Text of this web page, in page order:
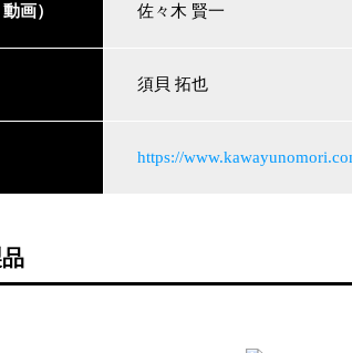
画） 佐々木 賢一
須貝 拓也
https://